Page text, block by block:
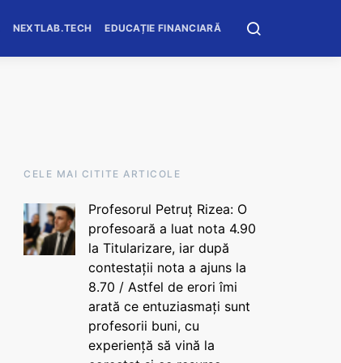
NEXTLAB.TECH EDUCAȚIE FINANCIARĂ
CELE MAI CITITE ARTICOLE
Profesorul Petruț Rizea: O
profesoară a luat nota 4.90
la Titularizare, iar după
contestații nota a ajuns la
8.70 / Astfel de erori îmi
arată ce entuziasmați sunt
profesorii buni, cu
experiență să vină la